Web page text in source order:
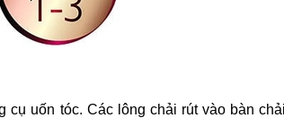
uốn tóc. Các lông chải rút vào bàn